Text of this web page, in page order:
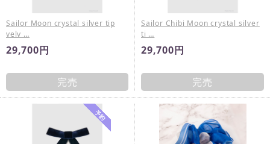
Sailor Moon crystal silver tip
velv …
29,700円
完売
Sailor Chibi Moon crystal silver
ti …
29,700円
完売